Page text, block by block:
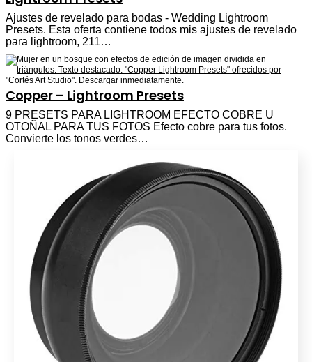
Ajustes de revelado para bodas - Wedding Lightroom
Presets. Esta oferta contiene todos mis ajustes de revelado
para lightroom, 211…
Copper – Lightroom Presets
9 PRESETS PARA LIGHTROOM EFECTO COBRE U
OTOÑAL PARA TUS FOTOS Efecto cobre para tus fotos.
Convierte los tonos verdes…